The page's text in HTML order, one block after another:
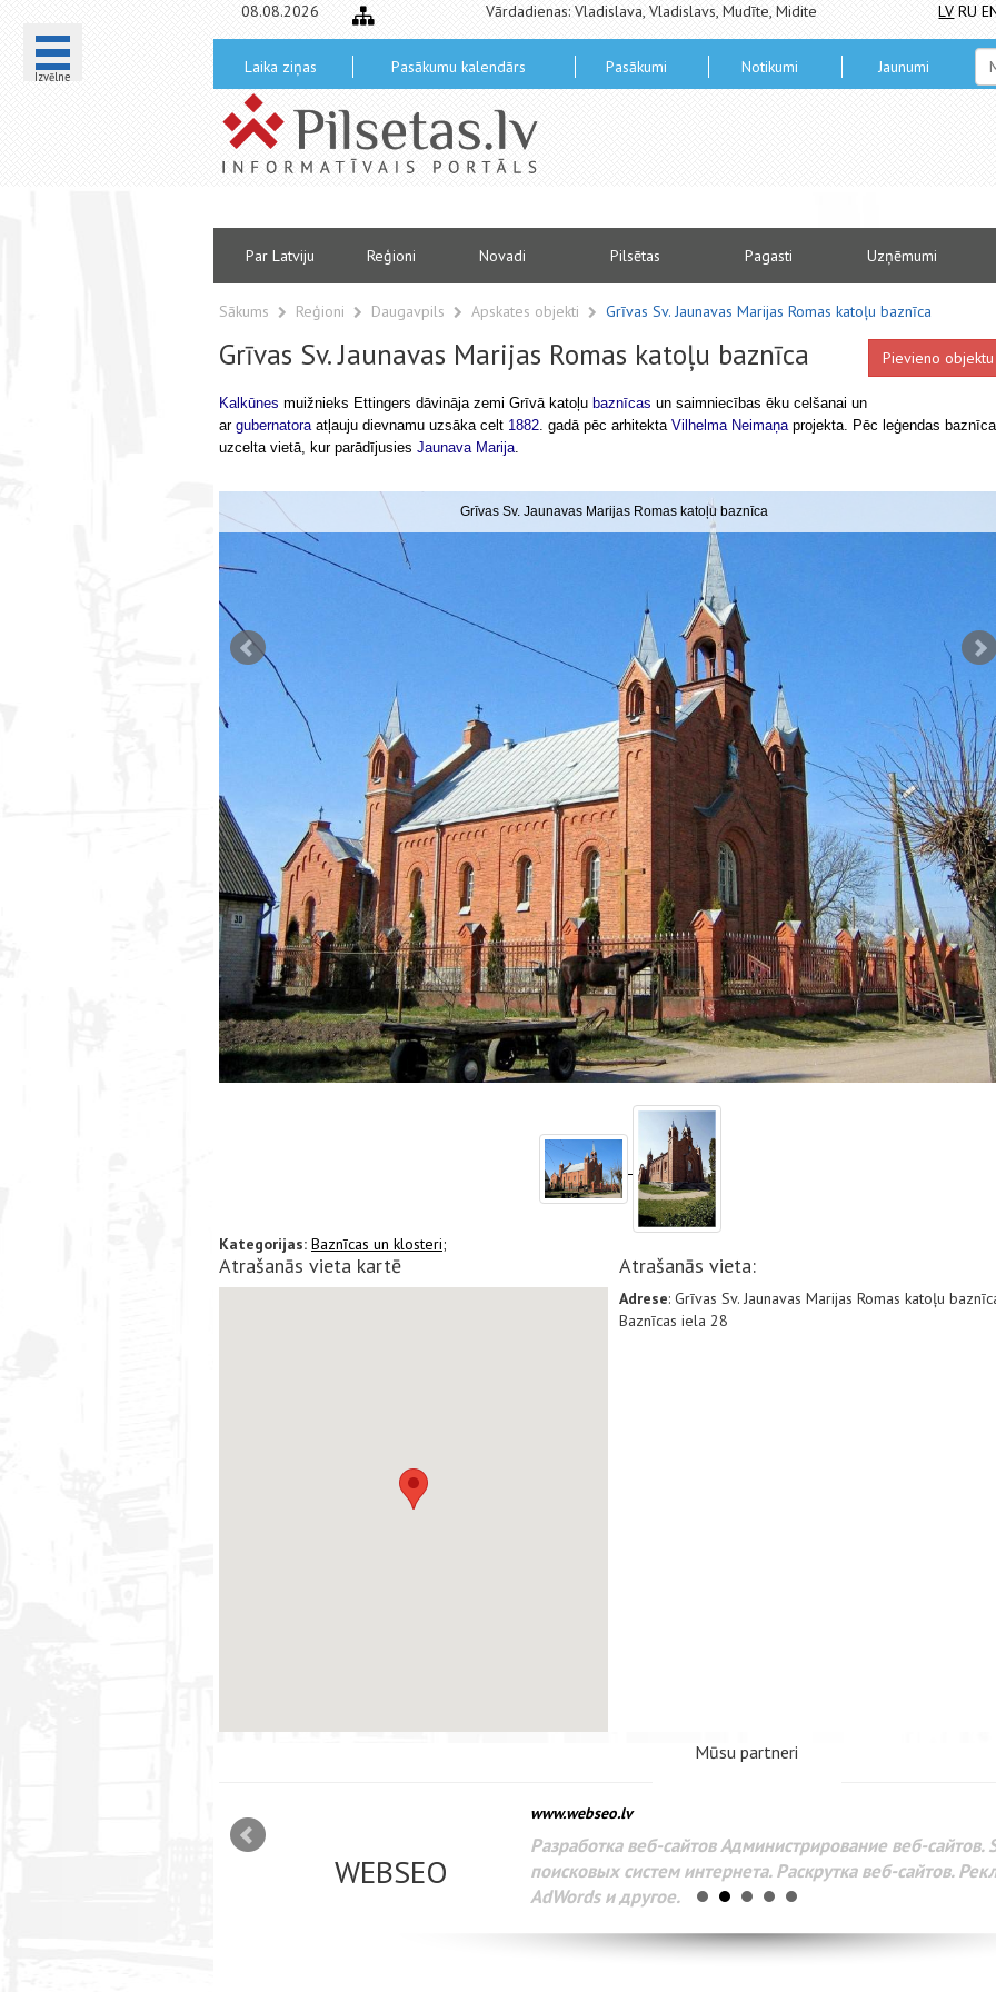
Izvēlne
08.08.2026 Vārdadienas: Vladislava, Vladislavs, Mudīte, Midite LV RU
Laika ziņas Pasākumu kalendārs Pasākumi Notikumi Jaunumi
Par Latviju Reģioni Novadi Pilsētas Pagasti Uzņēmumi
Sākums Reģioni Daugavpils Apskates objekti Grīvas Sv. Jaunavas Marijas Romas katoļu baznīca
Grīvas Sv. Jaunavas Marijas Romas katoļu baznīca Pievieno objektu
Kalkūnes muižnieks Ettingers dāvināja zemi Grīvā katoļu baznīcas un saimniecības ēku celšanai un
ar gubernatora atļauju dievnamu uzsāka celt 1882. gadā pēc arhitekta Vilhelma Neimaņa projekta. Pēc leģendas baznīca
uzcelta vietā, kur parādījusies Jaunava Marija.
Grīvas Sv. Jaunavas Marijas Romas katoļu baznīca
Kategorijas: Baznīcas un klosteri;
Atrašanās vieta kartē Atrašanās vieta:
Adrese: Grīvas Sv. Jaunavas Marijas Romas katoļu
Baznīcas iela 28
Mūsu partneri
WEBSEO
www.webseo.lv
Разработка веб-сайтов Администрирование веб-сайтов.
поисковых систем интернета. Раскрутка веб-сайтов.
AdWords и другое.